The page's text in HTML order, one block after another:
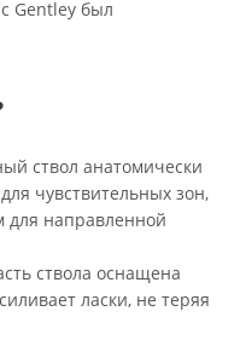
Gentley был
ствол анатомически
чувствительных зон,
для направленной
ствола оснащена
ласки, не теряя